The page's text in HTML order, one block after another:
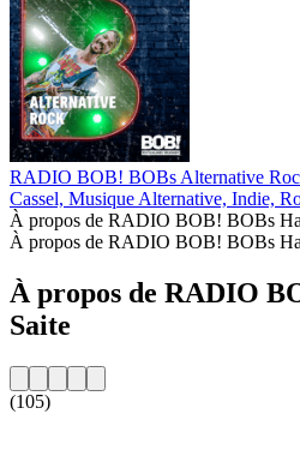
RADIO BOB! BOBs Alternative
Cassel, Musique Alternative, Indie,
À propos de RADIO BOB! BOBs
À propos de RADIO BOB! BOBs
À propos de RADIO
Saite
(105)